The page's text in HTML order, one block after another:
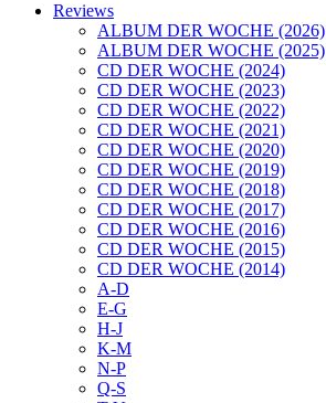
Reviews
ALBUM DER WOCHE (2026)
ALBUM DER WOCHE (2025)
CD DER WOCHE (2024)
CD DER WOCHE (2023)
CD DER WOCHE (2022)
CD DER WOCHE (2021)
CD DER WOCHE (2020)
CD DER WOCHE (2019)
CD DER WOCHE (2018)
CD DER WOCHE (2017)
CD DER WOCHE (2016)
CD DER WOCHE (2015)
CD DER WOCHE (2014)
A-D
E-G
H-J
K-M
N-P
Q-S